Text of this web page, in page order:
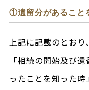
①遺留分があること
上記に記載のとおり
「相続の開始及び
ったことを知った